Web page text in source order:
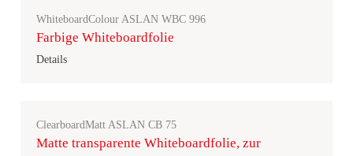
WhiteboardColour ASLAN WBC 996
Farbige Whiteboardfolie
Details
ClearboardMatt ASLAN CB 75
Matte transparente Whiteboardfolie, zur